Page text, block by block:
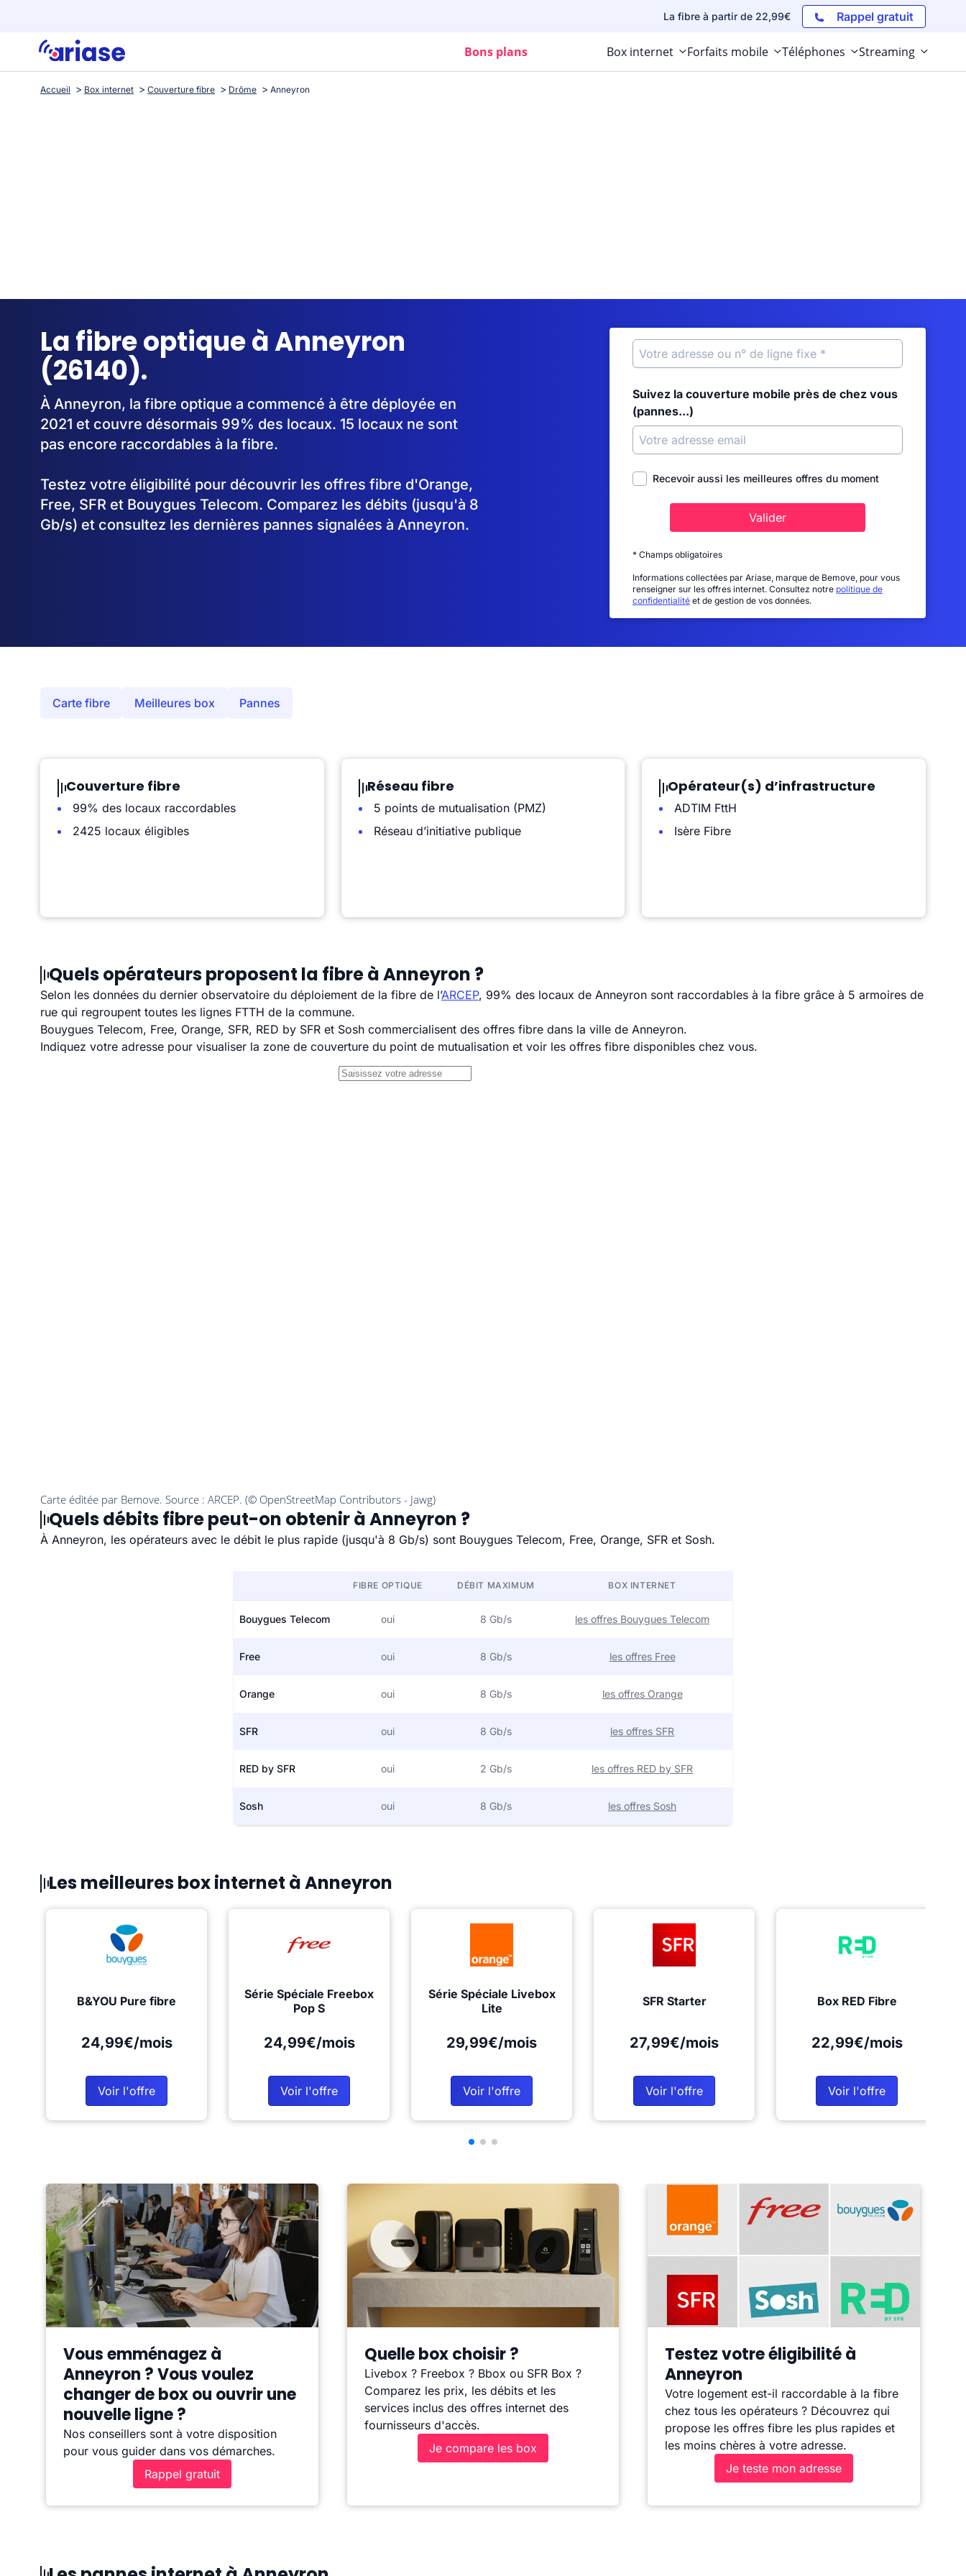
La fibre à partir de 22,99€ Rappel gratuit
Bons plans Box internet Forfaits mobile Téléphones Streaming
Accueil Box internet Couverture fibre Drôme Anneyron
La fibre optique à Anneyron
(26140).
À Anneyron, la fibre optique a commencé à être déployée en
2021 et couvre désormais 99% des locaux. 15 locaux ne sont
pas encore raccordables à la fibre.
Testez votre éligibilité pour découvrir les offres fibre d'Orange,
Free, SFR et Bouygues Telecom. Comparez les débits (jusqu'à 8
Gb/s) et consultez les dernières pannes signalées à Anneyron.
Suivez la couverture mobile près de chez vous
(pannes...)
Recevoir aussi les meilleures offres du moment
Valider
* Champs obligatoires
Informations collectées par Ariase, marque de Bemove, pour vous
renseigner sur les offres internet. Consultez notre politique de
confidentialité et de gestion de vos données.
Carte fibre Meilleures box Pannes
Couverture fibre
99% des locaux raccordables
2425 locaux éligibles
Réseau fibre
5 points de mutualisation (PMZ)
Réseau d’initiative publique
Opérateur(s) d’infrastructure
ADTIM FttH
Isère Fibre
Quels opérateurs proposent la fibre à Anneyron ?
Selon les données du dernier observatoire du déploiement de la fibre de l’ARCEP, 99% des locaux de Anneyron sont raccordables à la fibre grâce à 5 armoires de
rue qui regroupent toutes les lignes FTTH de la commune.
Bouygues Telecom, Free, Orange, SFR, RED by SFR et Sosh commercialisent des offres fibre dans la ville de Anneyron.
Indiquez votre adresse pour visualiser la zone de couverture du point de mutualisation et voir les offres fibre disponibles chez vous.
Quels débits fibre peut-on obtenir à Anneyron ?
À Anneyron, les opérateurs avec le débit le plus rapide (jusqu'à 8 Gb/s) sont Bouygues Telecom, Free, Orange, SFR et Sosh.
FIBRE OPTIQUE DÉBIT MAXIMUM BOX INTERNET
Bouygues Telecom oui 8 Gb/s les offres Bouygues Telecom
Free oui 8 Gb/s les offres Free
Orange oui 8 Gb/s les offres Orange
SFR oui 8 Gb/s les offres SFR
RED by SFR oui 2 Gb/s les offres RED by SFR
Sosh oui 8 Gb/s les offres Sosh
Les meilleures box internet à Anneyron
B&YOU Pure fibre
24,99€/mois
Voir l'offre
Série Spéciale Freebox
Pop S
24,99€/mois
Voir l'offre
Série Spéciale Livebox
Lite
29,99€/mois
Voir l'offre
SFR Starter
27,99€/mois
Voir l'offre
Box RED Fibre
22,99€/mois
Voir l'offre
Vous emménagez à
Anneyron ? Vous voulez
changer de box ou ouvrir une
nouvelle ligne ?
Nos conseillers sont à votre disposition
pour vous guider dans vos démarches.
Rappel gratuit
Quelle box choisir ?
Livebox ? Freebox ? Bbox ou SFR Box ?
Comparez les prix, les débits et les
services inclus des offres internet des
fournisseurs d'accès.
Je compare les box
Testez votre éligibilité à
Anneyron
Votre logement est-il raccordable à la fibre
chez tous les opérateurs ? Découvrez qui
propose les offres fibre les plus rapides et
les moins chères à votre adresse.
Je teste mon adresse